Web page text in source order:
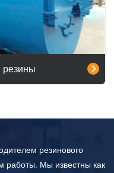
резины
резинового
работы. Мы известны как